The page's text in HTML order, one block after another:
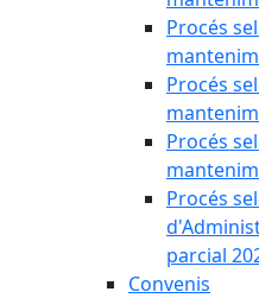
Procés
Procés
Procés
Procés
parcial
Convenis